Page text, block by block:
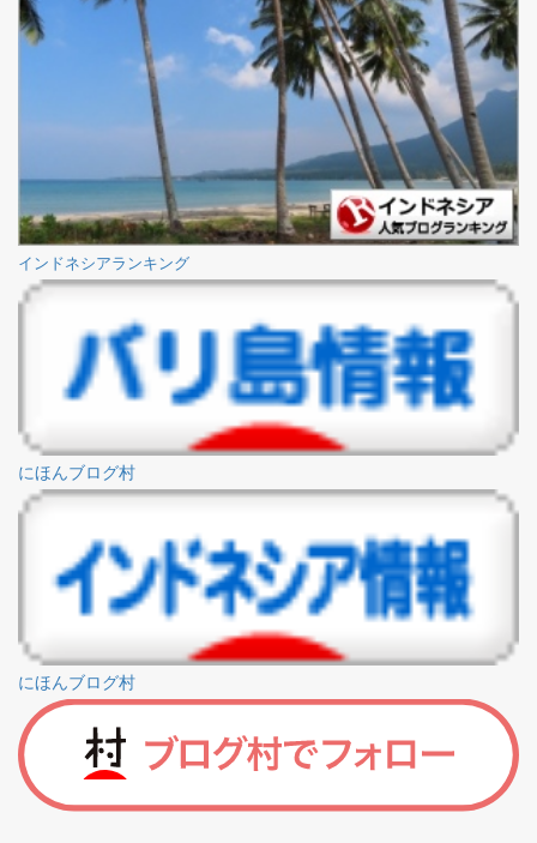
インドネシアランキング
にほんブログ村
にほんブログ村